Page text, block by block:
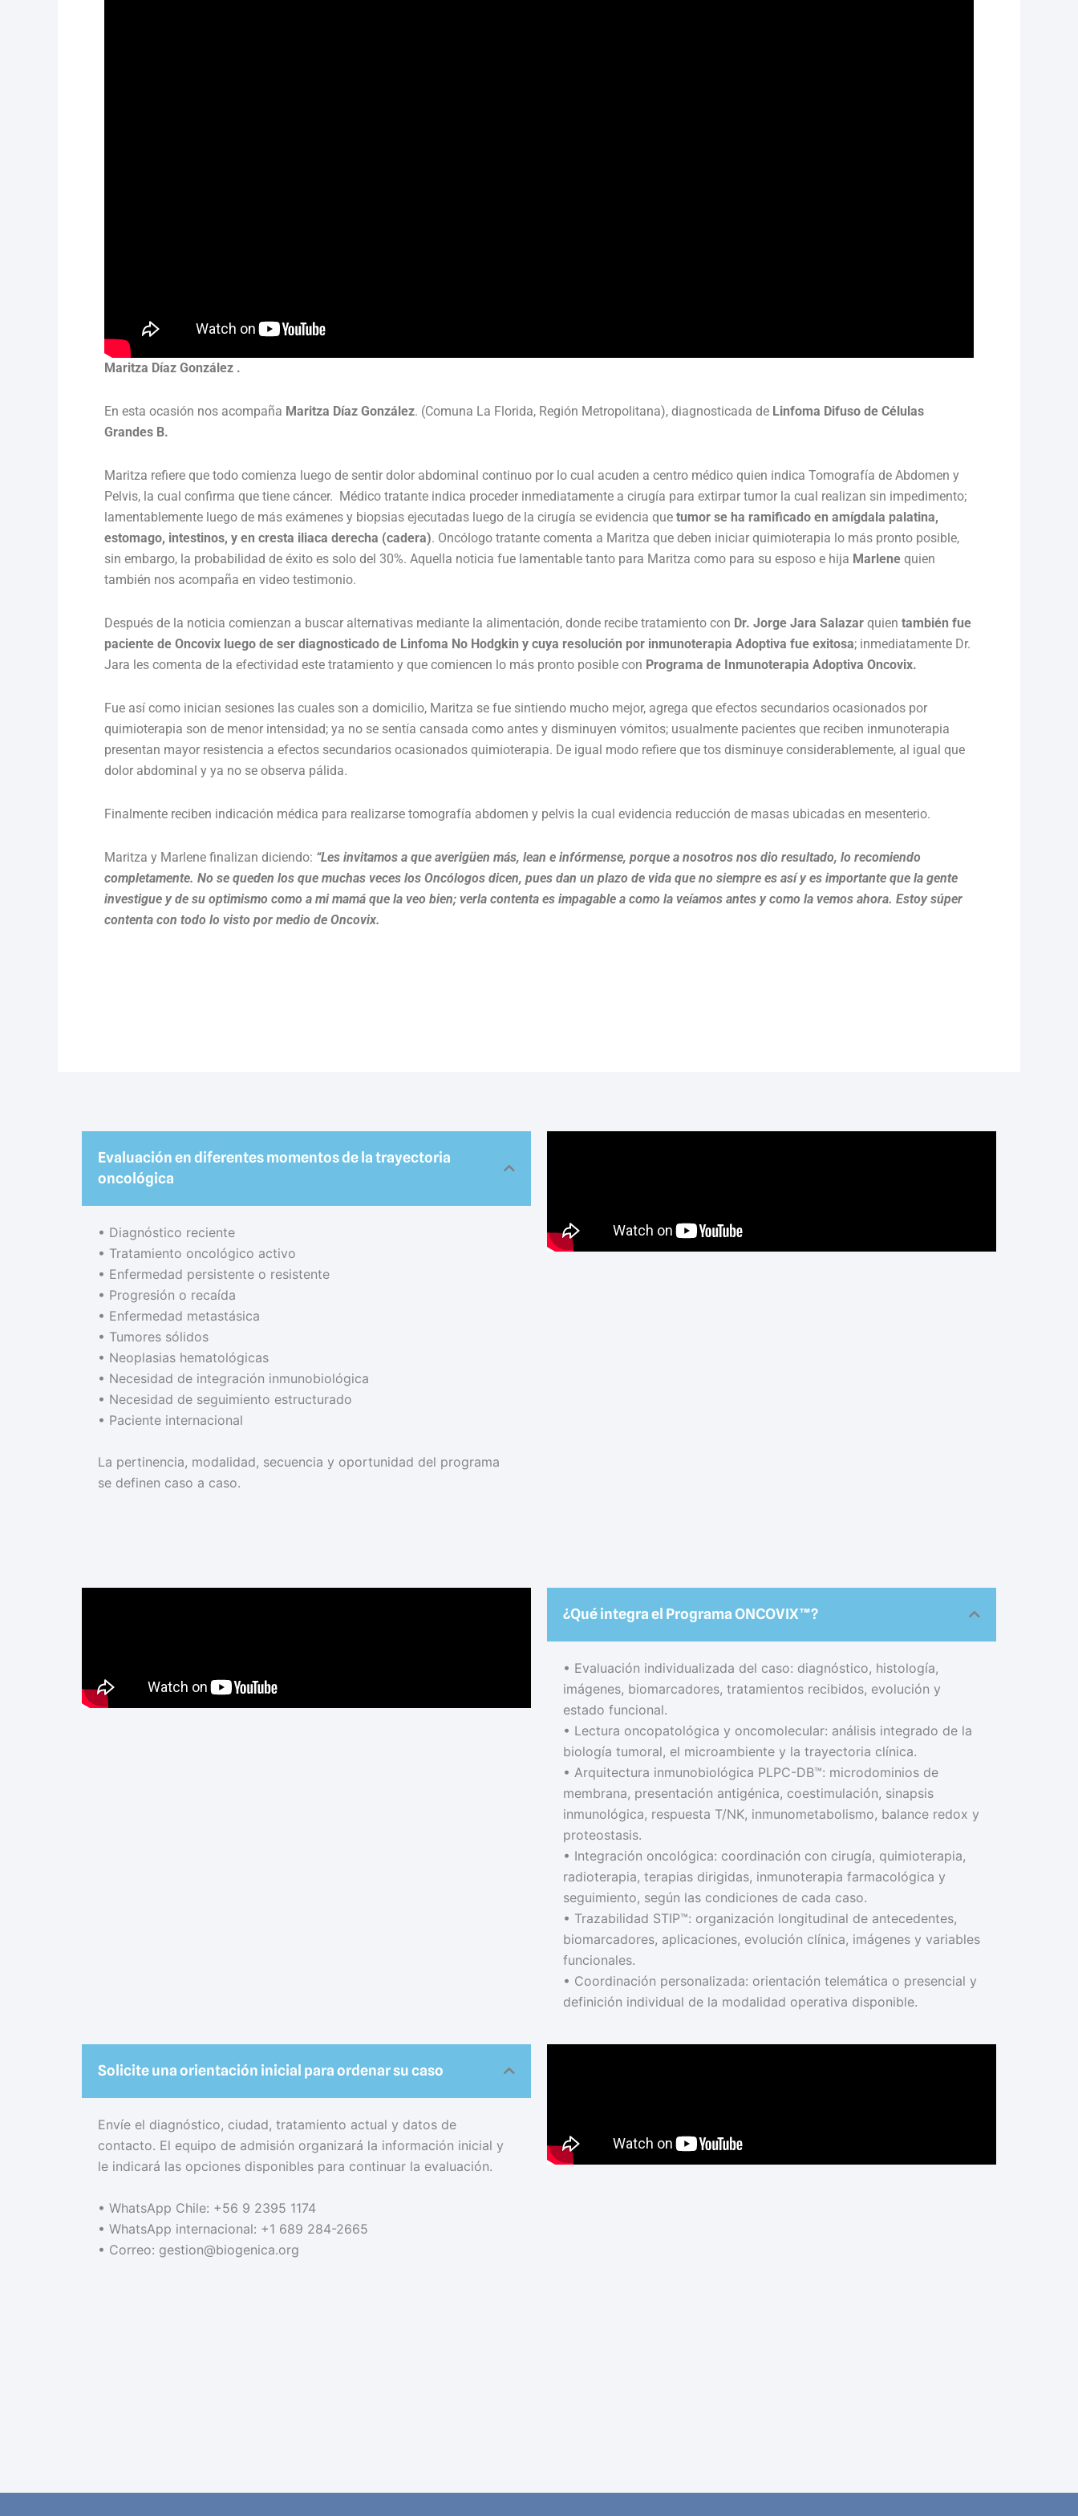
Maritza Díaz González .
En esta ocasión nos acompaña Maritza Díaz González. (Comuna La Florida, Región Metropolitana), diagnosticada de Linfoma Difuso de Células
Grandes B.
Maritza refiere que todo comienza luego de sentir dolor abdominal continuo por lo cual acuden a centro médico quien indica Tomografía de Abdomen y
Pelvis, la cual confirma que tiene cáncer. Médico tratante indica proceder inmediatamente a cirugía para extirpar tumor la cual realizan sin impedimento;
lamentablemente luego de más exámenes y biopsias ejecutadas luego de la cirugía se evidencia que tumor se ha ramificado en amígdala palatina,
estomago, intestinos, y en cresta iliaca derecha (cadera). Oncólogo tratante comenta a Maritza que deben iniciar quimioterapia lo más pronto posible,
sin embargo, la probabilidad de éxito es solo del 30%. Aquella noticia fue lamentable tanto para Maritza como para su esposo e hija Marlene quien
también nos acompaña en video testimonio.
Después de la noticia comienzan a buscar alternativas mediante la alimentación, donde recibe tratamiento con Dr. Jorge Jara Salazar quien también fue
paciente de Oncovix luego de ser diagnosticado de Linfoma No Hodgkin y cuya resolución por inmunoterapia Adoptiva fue exitosa; inmediatamente Dr.
Jara les comenta de la efectividad este tratamiento y que comiencen lo más pronto posible con Programa de Inmunoterapia Adoptiva Oncovix.
Fue así como inician sesiones las cuales son a domicilio, Maritza se fue sintiendo mucho mejor, agrega que efectos secundarios ocasionados por
quimioterapia son de menor intensidad; ya no se sentía cansada como antes y disminuyen vómitos; usualmente pacientes que reciben inmunoterapia
presentan mayor resistencia a efectos secundarios ocasionados quimioterapia. De igual modo refiere que tos disminuye considerablemente, al igual que
dolor abdominal y ya no se observa pálida.
Finalmente reciben indicación médica para realizarse tomografía abdomen y pelvis la cual evidencia reducción de masas ubicadas en mesenterio.
Maritza y Marlene finalizan diciendo: “Les invitamos a que averigüen más, lean e infórmense, porque a nosotros nos dio resultado, lo recomiendo
completamente. No se queden los que muchas veces los Oncólogos dicen, pues dan un plazo de vida que no siempre es así y es importante que la gente
investigue y de su optimismo como a mi mamá que la veo bien; verla contenta es impagable a como la veíamos antes y como la vemos ahora. Estoy súper
contenta con todo lo visto por medio de Oncovix.
Evaluación en diferentes momentos de la trayectoria
oncológica
•⁠ ⁠Diagnóstico reciente
•⁠ ⁠Tratamiento oncológico activo
•⁠ ⁠Enfermedad persistente o resistente
•⁠ ⁠Progresión o recaída
•⁠ ⁠Enfermedad metastásica
•⁠ ⁠Tumores sólidos
•⁠ ⁠Neoplasias hematológicas
•⁠ ⁠Necesidad de integración inmunobiológica
•⁠ ⁠Necesidad de seguimiento estructurado
•⁠ ⁠Paciente internacional
La pertinencia, modalidad, secuencia y oportunidad del programa
se definen caso a caso.
¿Qué integra el Programa ONCOVIX™?
• Evaluación individualizada del caso: diagnóstico, histología,
imágenes, biomarcadores, tratamientos recibidos, evolución y
estado funcional.
• Lectura oncopatológica y oncomolecular: análisis integrado de la
biología tumoral, el microambiente y la trayectoria clínica.
• Arquitectura inmunobiológica PLPC-DB™: microdominios de
membrana, presentación antigénica, coestimulación, sinapsis
inmunológica, respuesta T/NK, inmunometabolismo, balance redox y
proteostasis.
• Integración oncológica: coordinación con cirugía, quimioterapia,
radioterapia, terapias dirigidas, inmunoterapia farmacológica y
seguimiento, según las condiciones de cada caso.
• Trazabilidad STIP™: organización longitudinal de antecedentes,
biomarcadores, aplicaciones, evolución clínica, imágenes y variables
funcionales.
• Coordinación personalizada: orientación telemática o presencial y
definición individual de la modalidad operativa disponible.
Solicite una orientación inicial para ordenar su caso
Envíe el diagnóstico, ciudad, tratamiento actual y datos de
contacto. El equipo de admisión organizará la información inicial y
le indicará las opciones disponibles para continuar la evaluación.
• WhatsApp Chile: +56 9 2395 1174
• WhatsApp internacional: +1 689 284-2665
• Correo: gestion@biogenica.org